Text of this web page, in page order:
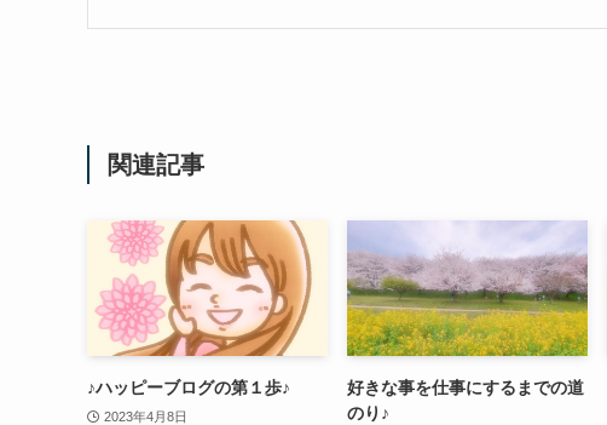
関連記事
♪ハッピーブログの第１歩♪
2023年4月8日
好きな事を仕事にするまでの道
のり♪